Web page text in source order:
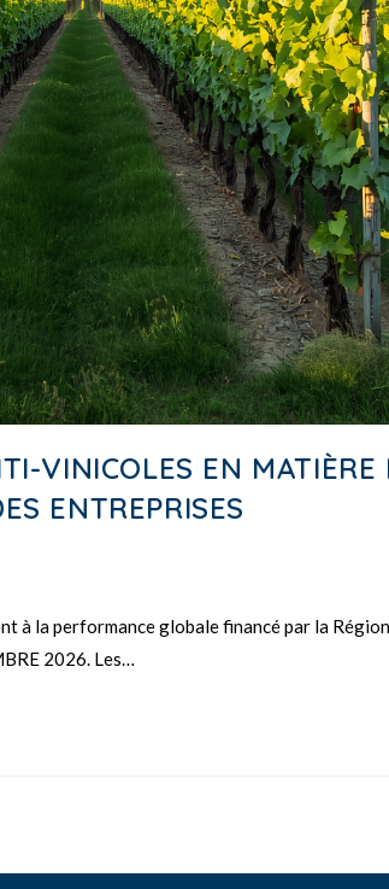
VINICOLES EN MATIÈRE
ENTREPRISES
à la performance globale financé par la
2026. Les…